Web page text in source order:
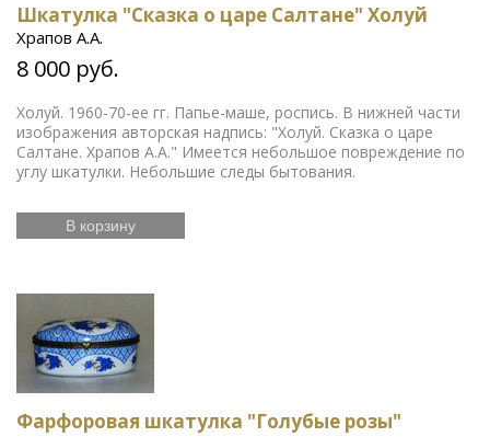
Шкатулка "Сказка о царе Салтане" Холуй
Храпов А.А.
8 000 руб.
Холуй. 1960-70-ее гг. Папье-маше, роспись. В нижней части
изображения авторская надпись: "Холуй. Сказка о царе
Салтане. Храпов А.А." Имеется небольшое повреждение по
углу шкатулки. Небольшие следы бытования.
В корзину
Фарфоровая шкатулка "Голубые розы"